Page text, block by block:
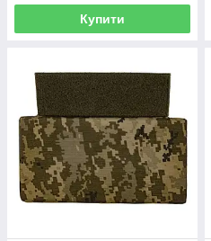
Купити